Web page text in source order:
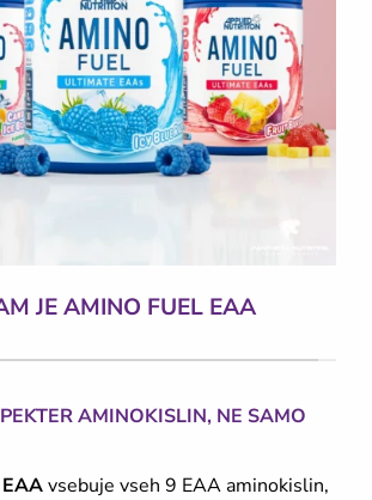
JE AMINO FUEL EAA
AMINOKISLIN, NE SAMO
vsebuje vseh 9 EAA aminokislin,